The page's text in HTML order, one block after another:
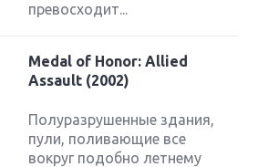
превосходит...
Medal of Honor: Allied
Assault (2002)
Полуразрушенные здания,
пули, поливающие все
вокруг подобно летнему